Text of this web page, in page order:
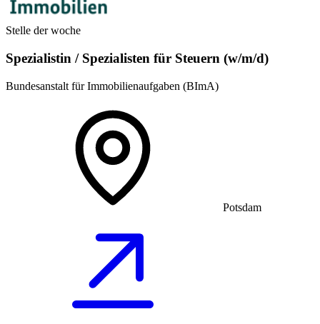
Stelle der woche
Spezialistin / Spezialisten für Steuern (w/m/d)
Bundesanstalt für Immobilienaufgaben (BImA)
Potsdam